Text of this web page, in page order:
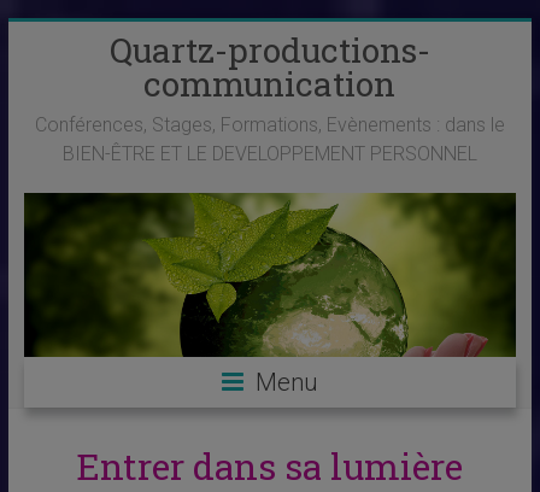
Quartz-productions-
communication
Conférences, Stages, Formations, Evènements : dans le
BIEN-ÊTRE ET LE DEVELOPPEMENT PERSONNEL
Menu
Entrer dans sa lumière